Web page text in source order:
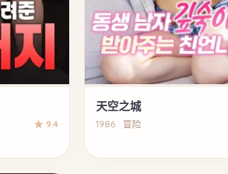
★ 9.4
天空之城
1986 · 冒险